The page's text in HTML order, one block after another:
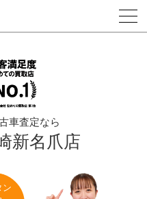
のCVボタン*/
車査定なら
新名爪店
ン